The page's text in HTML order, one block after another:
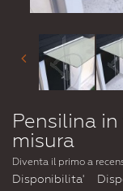
Pensilina
misura
Diventa il primo a
Disponibilita'